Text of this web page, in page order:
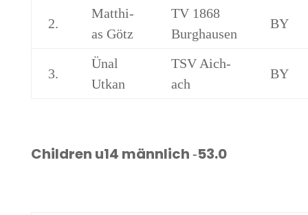
2.
Mat­thi­
as Götz
TV 1868
Burghausen
BY
3.
Ünal
Utkan
TSV Aich­
ach
BY
Child­ren u14 männ­lich ‑53.0